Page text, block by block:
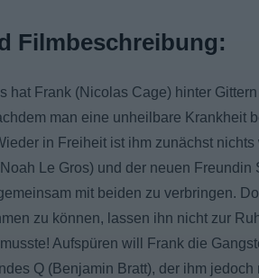
Filmbeschreibung:
hat Frank (Nicolas Cage) hinter
man eine unheilbare Krankheit
in Freiheit ist ihm zunächst
Le Gros) und der neuen
mit beiden zu verbringen.
zu können, lassen ihn nicht zur
Aufspüren will Frank die
Q (Benjamin Bratt), der ihm